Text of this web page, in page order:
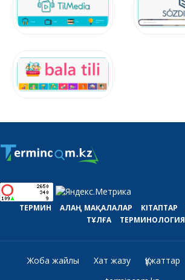
ТЕРМИН АЛАҢ МАҚАЛАЛАР КІТАПТАР
ТҰЛҒА
ТЕРМИНОЛОГИЯ
Жоба жайлы Хат жазу Құжаттар